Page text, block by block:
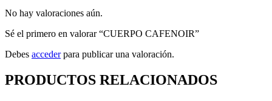
No hay valoraciones aún.
Sé el primero en valorar “CUERPO CAFENOIR”
Debes accederpara publicar una valoración.
PRODUCTOS RELACIONADOS